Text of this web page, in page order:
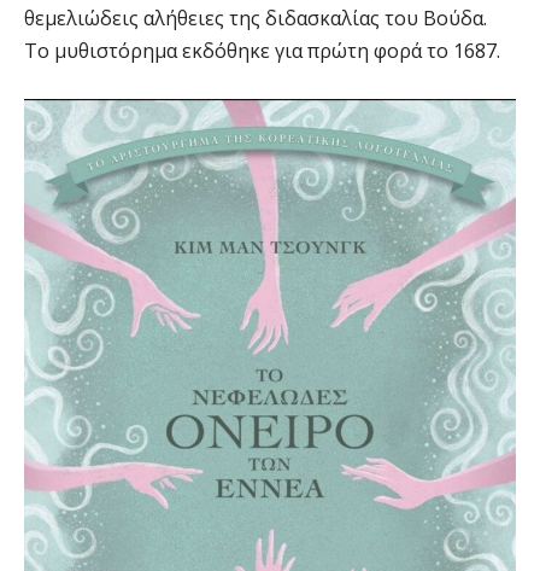
θεμελιώδεις αλήθειες της διδασκαλίας του Βούδα.
Το μυθιστόρημα εκδόθηκε για πρώτη φορά το 1687.